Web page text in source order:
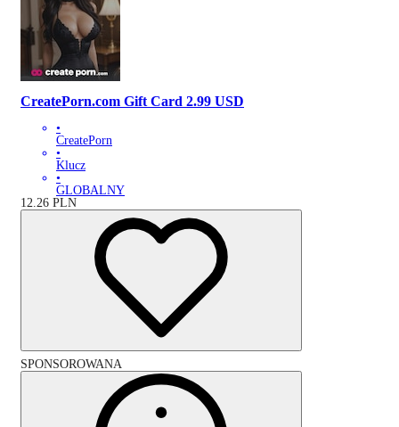
CreatePorn.com Gift Card 2.99 USD
•
CreatePorn
•
Klucz
•
GLOBALNY
12.26 PLN
SPONSOROWANA